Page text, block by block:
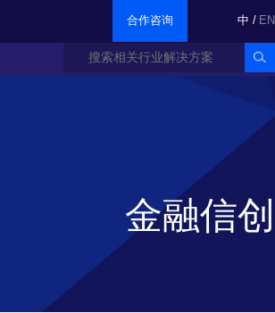
合作咨询 中 / EN
金融信创